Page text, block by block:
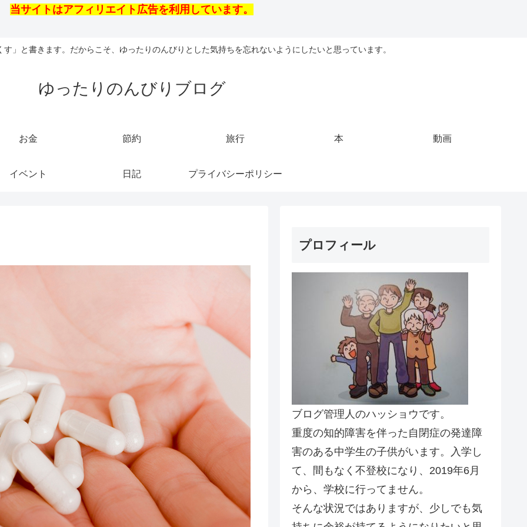
当サイトはアフィリエイト広告を利用しています。
」と書きます。だからこそ、ゆったりのんびりとした気持ちを忘れないようにしたいと思っています。
ゆったりのんびりブログ
お金 節約 旅行 本 動画
イベント 日記 プライバシーポリシー
プロフィール
ブログ管理人のハッショウです。
重度の知的障害を伴った自閉症の発達障
害のある中学生の子供がいます。入学し
て、間もなく不登校になり、2019年6月
から、学校に行ってません。
そんな状況ではありますが、少しでも気